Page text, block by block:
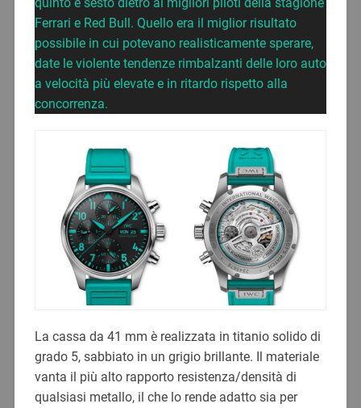
Ferrari e Red Bull. Quello era il miglior risultato
possibile in cui potevano realisticamente sperare,
date le violente tendenze rimbalzanti delle loro auto
a velocità più elevate e in ritardo rispetto alla
concorrenza.
La cassa da 41 mm è realizzata in titanio solido di
grado 5, sabbiato in un grigio brillante. Il materiale
vanta il più alto rapporto resistenza/densità di
qualsiasi metallo, il che lo rende adatto sia per